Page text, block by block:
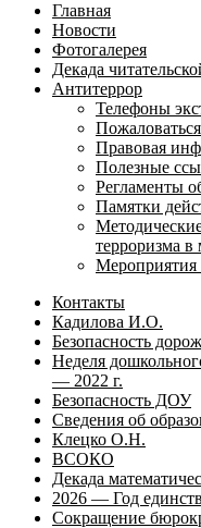
Главная
Новости
Фотогалерея
Декада
Антитеррор
Телефоны
Правовая
Полезные
Регламенты
Памятки
терроризма
Мероприятия
Контакты
Кадилова И.О.
Безопасность
Неделя
— 2022 г.
Безопасность ДОУ
Сведения об
Клецко О.Н.
ВСОКО
Декада
2026 — Год
Сокращение